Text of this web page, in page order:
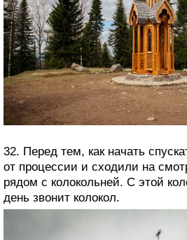
32. Перед тем, как начать
от процессии и сходили на
рядом с колокольней. С этой
день звонит колокол.